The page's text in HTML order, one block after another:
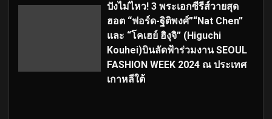
ปังไม่ไหว! 3 พระเอกซีรีส์วายสุด
ฮอต “ฟอร์ด-ฐิติพงศ์”“Nat Chen”
และ “โคเฮย์ ฮิงุจิ” (Higuchi
Kouhei)บินลัดฟ้าร่วมงาน SEOUL
FASHION WEEK 2024 ณ ประเทศ
เกาหลีใต้